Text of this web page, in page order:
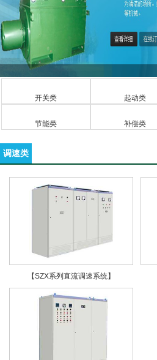
开关类 起动类
节能类 补偿类
调速类
【SZX系列直流调速系统】